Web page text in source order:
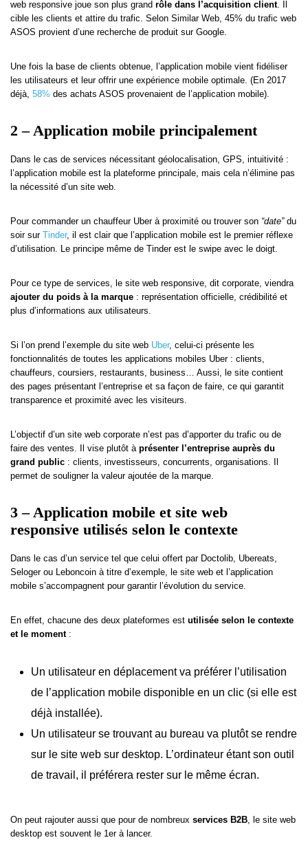
web responsive joue son plus grand rôle dans l’acquisition client. Il
cible les clients et attire du trafic. Selon Similar Web, 45% du trafic web
ASOS provient d’une recherche de produit sur Google.
Une fois la base de clients obtenue, l’application mobile vient fidéliser
les utilisateurs et leur offrir une expérience mobile optimale. (En 2017
déjà, 58% des achats ASOS provenaient de l’application mobile).
2 – Application mobile principalement
Dans le cas de services nécessitant géolocalisation, GPS, intuitivité :
l’application mobile est la plateforme principale, mais cela n’élimine pas
la nécessité d’un site web.
Pour commander un chauffeur Uber à proximité ou trouver son “date” du
soir sur Tinder, il est clair que l’application mobile est le premier réflexe
d’utilisation. Le principe même de Tinder est le swipe avec le doigt.
Pour ce type de services, le site web responsive, dit corporate, viendra
ajouter du poids à la marque : représentation officielle, crédibilité et
plus d’informations aux utilisateurs.
Si l’on prend l’exemple du site web Uber, celui-ci présente les
fonctionnalités de toutes les applications mobiles Uber : clients,
chauffeurs, coursiers, restaurants, business… Aussi, le site contient
des pages présentant l’entreprise et sa façon de faire, ce qui garantit
transparence et proximité avec les visiteurs.
L’objectif d’un site web corporate n’est pas d’apporter du trafic ou de
faire des ventes. Il vise plutôt à présenter l’entreprise auprès du
grand public : clients, investisseurs, concurrents, organisations. Il
permet de souligner la valeur ajoutée de la marque.
3 – Application mobile et site web
responsive utilisés selon le contexte
Dans le cas d’un service tel que celui offert par Doctolib, Ubereats,
Seloger ou Leboncoin à titre d’exemple, le site web et l’application
mobile s’accompagnent pour garantir l’évolution du service.
En effet, chacune des deux plateformes est utilisée selon le contexte
et le moment :
Un utilisateur en déplacement va préférer l’utilisation
de l’application mobile disponible en un clic (si elle est
déjà installée).
Un utilisateur se trouvant au bureau va plutôt se rendre
sur le site web sur desktop. L’ordinateur étant son outil
de travail, il préférera rester sur le même écran.
On peut rajouter aussi que pour de nombreux services B2B , le site web
desktop est souvent le 1er à lancer.